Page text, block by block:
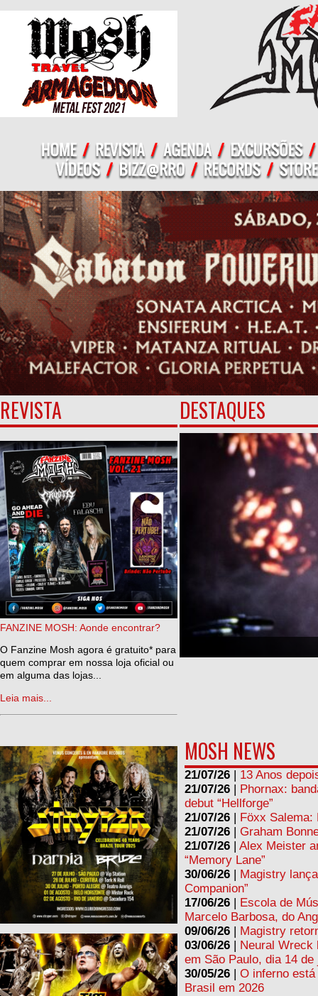
REVISTA
FANZINE MOSH: Aonde encontrar?
O Fanzine Mosh agora é gratuito* para
quem comprar em nossa loja oficial ou
em alguma das lojas...
Leia mais...
DESTAQUES
MOSH NEWS
21/07/26
13 Anos
21/07/26
Phornax:
debut “Hellforge”
21/07/26
Föxx Salema:
21/07/26
Graham
21/07/26
Alex Meister
“Memory Lane”
30/06/26
Magistry
Companion”
17/06/26
Escola de
Marcelo Barbosa, do
09/06/26
Magistry
03/06/26
Neural Wreck
em São Paulo, dia 14 de
30/05/26
O inferno
Brasil em 2026